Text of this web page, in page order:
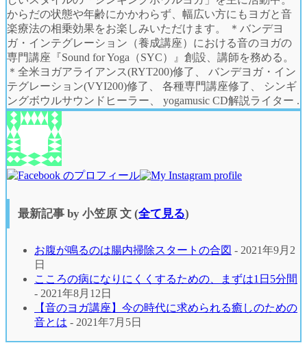
からだの状態や年齢にかかわらず、幅広い方にもヨガと音
楽療法の相乗効果をお楽しみいただけます。 ＊バンデヨ
ガ・インテグレーション（養成講座）における音のヨガの
専門講座『Sound for Yoga（SYC）』創設、講師を務める。
＊全米ヨガアライアンス(RYT200)修了、 バンデヨガ・イン
テグレーション(VYI200)修了、 各種専門講座修了、 シンギ
ングボウルサウンドヒーラー、 yogamusic CD解説ライター .
最新記事 by 小笠原 文 (全て見る)
お腹が鳴るのは腸内掃除スタートの合図 - 2021年9月2
日
こころの病になりにくくするための、まずは1日5分間
- 2021年8月12日
【音のヨガ講座】今の時代に求められる癒しのための
音とは - 2021年7月5日